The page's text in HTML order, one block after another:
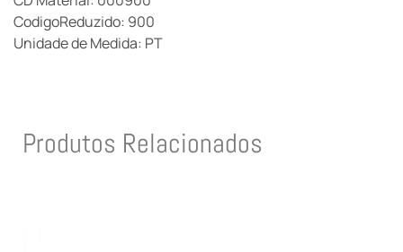
CodigoReduzido: 900
Unidade de Medida: PT
Produtos Relacionados